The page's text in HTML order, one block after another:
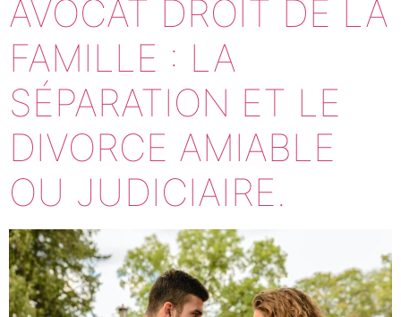
AVOCAT DROIT DE LA
FAMILLE : LA
SÉPARATION ET LE
DIVORCE AMIABLE
OU JUDICIAIRE.